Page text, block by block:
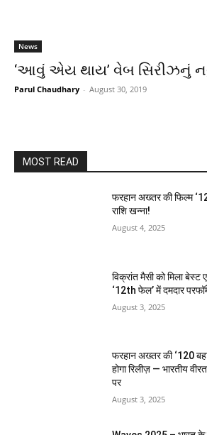
News
‘આવું એય થાય’ વેબ સિરીઝનું
Parul Chaudhary - August 30, 2019
MOST READ
फरहान अख्तर की फिल्म
राशि खन्ना!
August 4, 2025
विक्रांत मैसी को मिला बेस्ट
‘12th फेल’ में दमदार
August 3, 2025
फरहान अख्तर की ‘120
होगा रिलीज़ — भारतीय
पर
August 3, 2025